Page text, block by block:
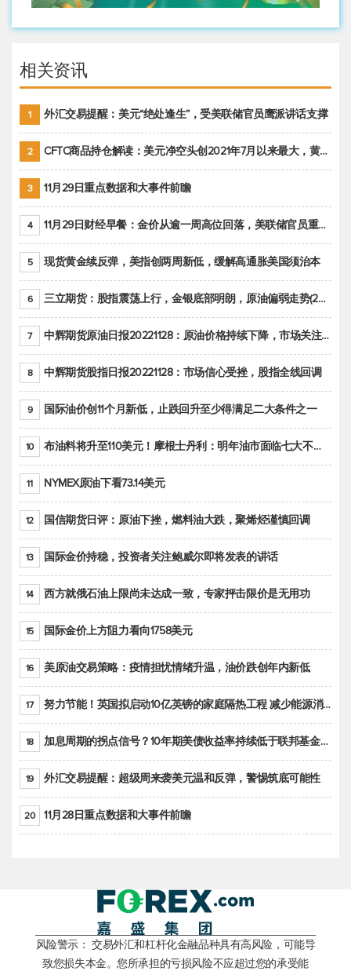
相关资讯
1 外汇交易提醒：美元“绝处逢生”，受美联储官员鹰派讲话支撑
2 CFTC商品持仓解读：美元净空头创2021年7月以来最大，黄金期货投机性净多头头寸减少
3 11月29日重点数据和大事件前瞻
4 11月29日财经早餐：金价从逾一周高位回落，美联储官员重申鹰派立场推动美元回升
5 现货黄金续反弹，美指创两周新低，缓解高通胀美国须治本
6 三立期货：股指震荡上行，金银底部明朗，原油偏弱走势(20221128收评)
7 中辉期货原油日报20221128：原油价格持续下降，市场关注OPEC+新一轮产能政策
8 中辉期货股指日报20221128：市场信心受挫，股指全线回调
9 国际油价创11个月新低，止跌回升至少得满足二大条件之一
10 布油料将升至110美元！摩根士丹利：明年油市面临七大不确定性
11 NYMEX原油下看73.14美元
12 国信期货日评：原油下挫，燃料油大跌，聚烯烃谨慎回调
13 国际金价持稳，投资者关注鲍威尔即将发表的讲话
14 西方就俄石油上限尚未达成一致，专家抨击限价是无用功
15 国际金价上方阻力看向1758美元
16 美原油交易策略：疫情担忧情绪升温，油价跌创年内新低
17 努力节能！英国拟启动10亿英镑的家庭隔热工程 减少能源消耗
18 加息周期的拐点信号？10年期美债收益率持续低于联邦基金利率目标区间
19 外汇交易提醒：超级周来袭美元温和反弹，警惕筑底可能性
20 11月28日重点数据和大事件前瞻
风险警示： 交易外汇和杠杆化金融品种具有高风险，可能导
致您损失本金。您所承担的亏损风险不应超过您的承受能